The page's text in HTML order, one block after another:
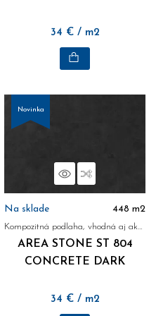
34 € / m2
Novinka
NáhľadPorovnať
Na sklade 448 m2
Kompozitná podlaha, vhodná aj ako obklad na stenu
AREA STONE ST 804
CONCRETE DARK
34 € / m2